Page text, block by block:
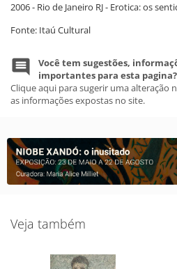
2006 - Rio de Janeiro RJ - Erotica: os
Fonte: Itaú Cultural
Você tem sugestões,
importantes para esta pagina?
Clique aqui para sugerir uma alteração
as informações expostas no site.
Veja também